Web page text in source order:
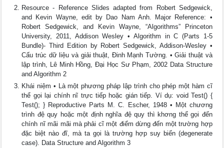
Resource - Reference Slides adapted from Robert Sedgewick,
and Kevin Wayne, edit by Dao Nam Anh. Major Reference: •
Robert Sedgewick, and Kevin Wayne, “Algorithms” Princeton
University, 2011, Addison Wesley • Algorithm in C (Parts 1-5
Bundle)- Third Edition by Robert Sedgewick, Addison-Wesley •
Cấu trúc dữ liệu và giải thuật, Đinh Mạnh Tường. • Giải thuật và
lập trình, Lê Minh Hồng, Đại Học Sư Phạm, 2002 Data Structure
and Algorithm 2
Khái niệm • Là một phương pháp lập trình cho phép một hàm cĩ
thể gọi lại chính nĩ trực tiếp hoặc gián tiếp. Ví dụ: void Test() {
Test(); } Reproductive Parts M. C. Escher, 1948 • Một chương
trình đệ quy hoặc một định nghĩa đệ quy thì khơng thể gọi đến
chính nĩ mãi mãi mà phải cĩ một điểm dừng đến một trường hợp
đặc biệt nào đĩ, mà ta gọi là trường hợp suy biến (degenerate
case). Data Structure and Algorithm 3